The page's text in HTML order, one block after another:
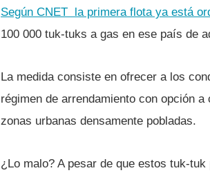
Según CNET la primera flota ya está
100 000 tuk-tuks a gas en ese paí­s de
La medida consiste en ofrecer a los
régimen de arrendamiento con opción
zonas urbanas densamente pobladas.
¿Lo malo? A pesar de que estos tuk-